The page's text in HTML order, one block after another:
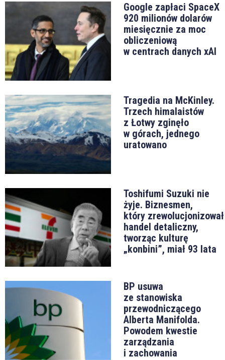
Google zapłaci SpaceX
920 milionów dolarów
miesięcznie za moc
obliczeniową
w centrach danych xAI
Tragedia na McKinley.
Trzech himalaistów
z Łotwy zginęło
w górach, jednego
uratowano
Toshifumi Suzuki nie
żyje. Biznesmen,
który zrewolucjonizował
handel detaliczny,
tworząc kulturę
„konbini”, miał 93 lata
BP usuwa
ze stanowiska
przewodniczącego
Alberta Manifolda.
Powodem kwestie
zarządzania
i zachowania